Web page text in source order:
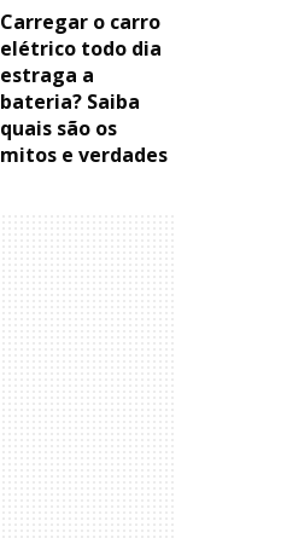
Carregar o carro
elétrico todo dia
estraga a
bateria? Saiba
quais são os
mitos e verdades